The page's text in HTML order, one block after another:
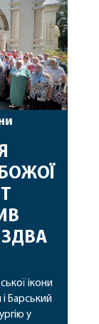
ікони
Барський
у